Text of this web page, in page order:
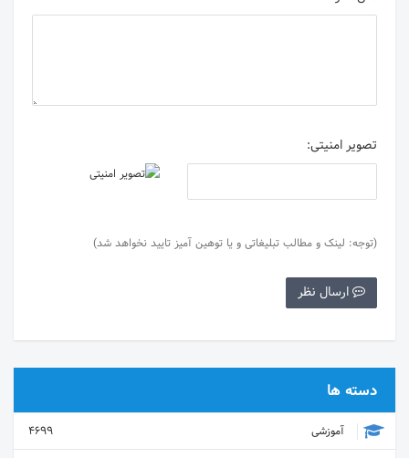
تصویر امنیتی:
(توجه: لینک و مطالب تبلیغاتی و یا توهین آمیز تایید نخواهد شد)
دسته ها
آموزشی
4699